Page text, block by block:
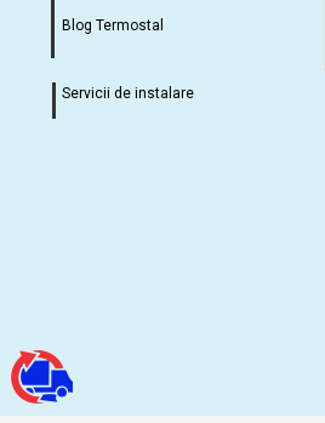
Blog Termostal
Servicii de instalare